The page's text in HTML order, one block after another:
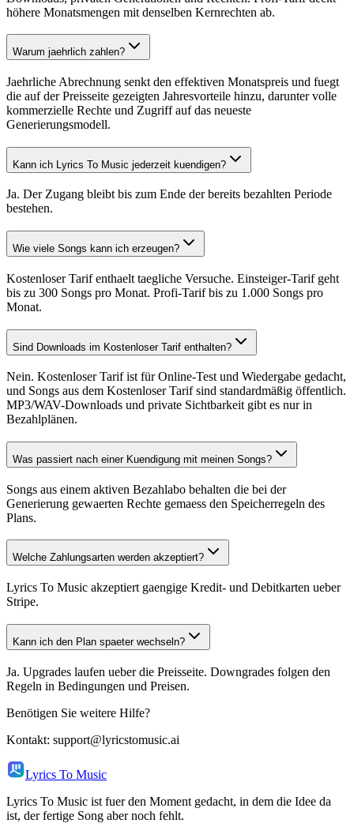
höhere Monatsmengen mit denselben Kernrechten ab.
Warum jaehrlich zahlen?
Jaehrliche Abrechnung senkt den effektiven Monatspreis und fuegt
die auf der Preisseite gezeigten Jahresvorteile hinzu, darunter volle
kommerzielle Rechte und Zugriff auf das neueste
Generierungsmodell.
Kann ich Lyrics To Music jederzeit kuendigen?
Ja. Der Zugang bleibt bis zum Ende der bereits bezahlten Periode
bestehen.
Wie viele Songs kann ich erzeugen?
Kostenloser Tarif enthaelt taegliche Versuche. Einsteiger-Tarif geht
bis zu 300 Songs pro Monat. Profi-Tarif bis zu 1.000 Songs pro
Monat.
Sind Downloads im Kostenloser Tarif enthalten?
Nein. Kostenloser Tarif ist für Online-Test und Wiedergabe gedacht,
und Songs aus dem Kostenloser Tarif sind standardmäßig öffentlich.
MP3/WAV-Downloads und private Sichtbarkeit gibt es nur in
Bezahlplänen.
Was passiert nach einer Kuendigung mit meinen Songs?
Songs aus einem aktiven Bezahlabo behalten die bei der
Generierung gewaerten Rechte gemaess den Speicherregeln des
Plans.
Welche Zahlungsarten werden akzeptiert?
Lyrics To Music akzeptiert gaengige Kredit- und Debitkarten ueber
Stripe.
Kann ich den Plan spaeter wechseln?
Ja. Upgrades laufen ueber die Preisseite. Downgrades folgen den
Regeln in Bedingungen und Preisen.
Benötigen Sie weitere Hilfe?
Kontakt: support@lyricstomusic.ai
Lyrics To Music
Lyrics To Music ist fuer den Moment gedacht, in dem die Idee da
ist, der fertige Song aber noch fehlt.